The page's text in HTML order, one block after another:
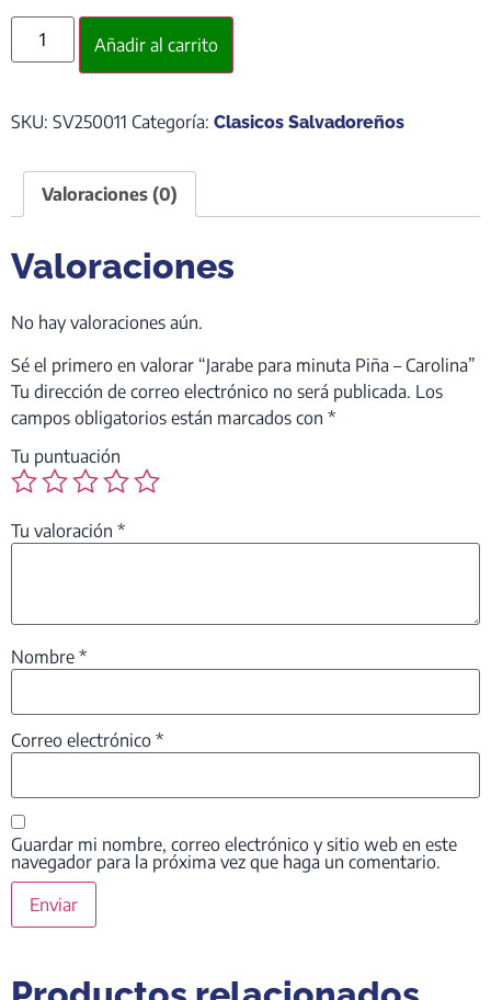
Añadir al carrito
SKU: SV250011 Categoría: Clasicos Salvadoreños
Valoraciones (0)
Valoraciones
No hay valoraciones aún.
Sé el primero en valorar “Jarabe para minuta Piña – Carolina”
Tu dirección de correo electrónico no será publicada. Los
campos obligatorios están marcados con *
Tu puntuación
Tu valoración *
Nombre *
Correo electrónico *
Guardar mi nombre, correo electrónico y sitio web en este
navegador para la próxima vez que haga un comentario.